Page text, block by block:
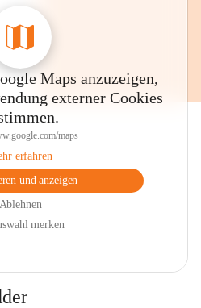
Maps anzuzeigen,
externer Cookies
maps
erfahren
und anzeigen
Ablehnen
merken